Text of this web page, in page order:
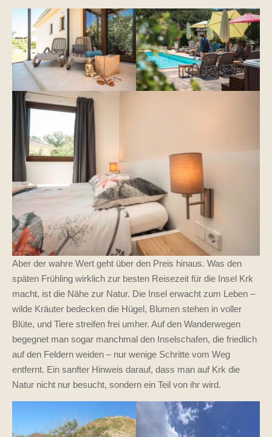
Aber der wahre Wert geht über den Preis hinaus. Was den
späten Frühling wirklich zur besten Reisezeit für die Insel Krk
macht, ist die Nähe zur Natur. Die Insel erwacht zum Leben –
wilde Kräuter bedecken die Hügel, Blumen stehen in voller
Blüte, und Tiere streifen frei umher. Auf den Wanderwegen
begegnet man sogar manchmal den Inselschafen, die friedlich
auf den Feldern weiden – nur wenige Schritte vom Weg
entfernt. Ein sanfter Hinweis darauf, dass man auf Krk die
Natur nicht nur besucht, sondern ein Teil von ihr wird.